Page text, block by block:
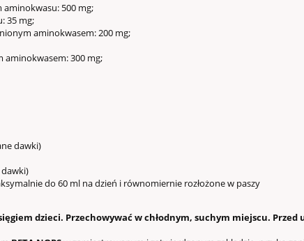
aminokwasu: 500 mg;
35 mg;
aminokwasem: 200 mg;
aminokwasem: 300 mg;
dawki)
do 60 ml na dzień i równomiernie rozłożone w paszy
dzieci. Przechowywać w chłodnym, suchym miejscu. Przed